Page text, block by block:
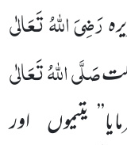
رَضِیَ اللّٰہُ تَعَالٰی
صَلَّی اللّٰہُ تَعَالٰی
یتیموں اور